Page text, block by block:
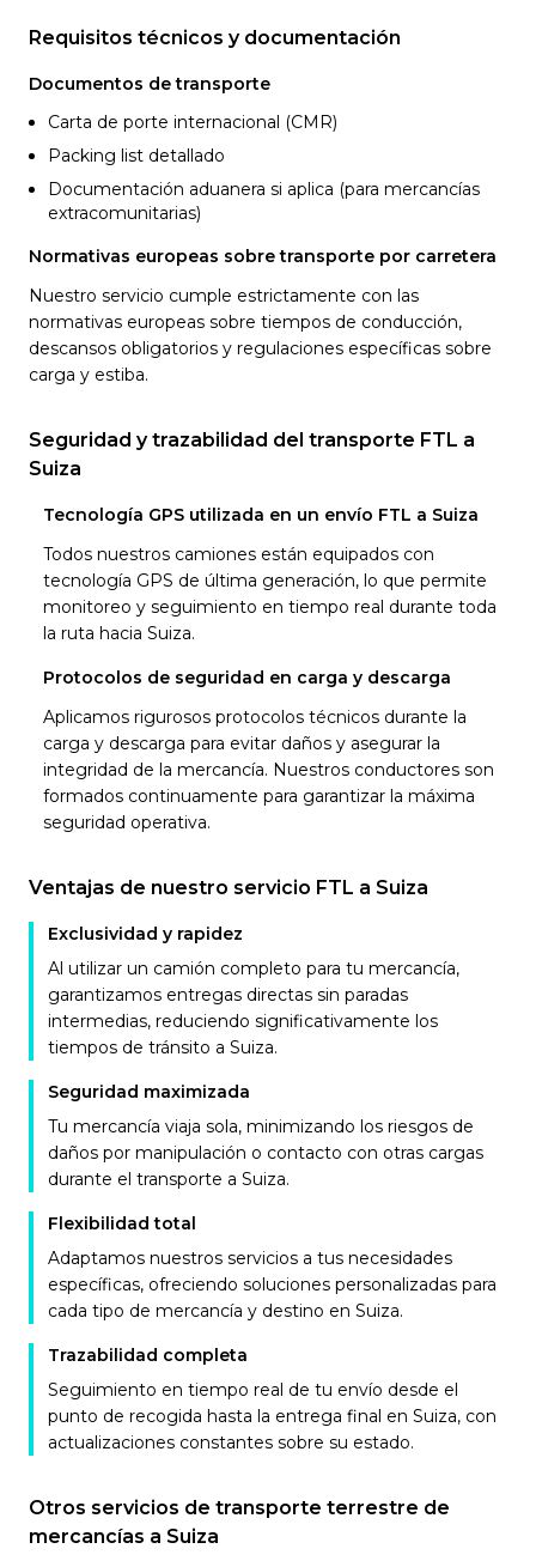
Requisitos técnicos y documentación
Documentos de transporte
Carta de porte internacional (CMR)
Packing list detallado
Documentación aduanera si aplica (para mercancías
extracomunitarias)
Normativas europeas sobre transporte por carretera
Nuestro servicio cumple estrictamente con las
normativas europeas sobre tiempos de conducción,
descansos obligatorios y regulaciones específicas sobre
carga y estiba.
Seguridad y trazabilidad del transporte FTL a
Suiza
Tecnología GPS utilizada en un envío FTL a Suiza
Todos nuestros camiones están equipados con
tecnología GPS de última generación, lo que permite
monitoreo y seguimiento en tiempo real durante toda
la ruta hacia Suiza.
Protocolos de seguridad en carga y descarga
Aplicamos rigurosos protocolos técnicos durante la
carga y descarga para evitar daños y asegurar la
integridad de la mercancía. Nuestros conductores son
formados continuamente para garantizar la máxima
seguridad operativa.
Ventajas de nuestro servicio FTL a Suiza
Exclusividad y rapidez
Al utilizar un camión completo para tu mercancía,
garantizamos entregas directas sin paradas
intermedias, reduciendo significativamente los
tiempos de tránsito a Suiza.
Seguridad maximizada
Tu mercancía viaja sola, minimizando los riesgos de
daños por manipulación o contacto con otras cargas
durante el transporte a Suiza.
Flexibilidad total
Adaptamos nuestros servicios a tus necesidades
específicas, ofreciendo soluciones personalizadas para
cada tipo de mercancía y destino en Suiza.
Trazabilidad completa
Seguimiento en tiempo real de tu envío desde el
punto de recogida hasta la entrega final en Suiza, con
actualizaciones constantes sobre su estado.
Otros servicios de transporte terrestre de
mercancías a Suiza